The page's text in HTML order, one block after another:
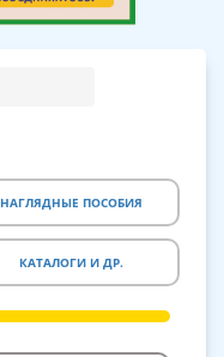
НАГЛЯДНЫЕ ПОСОБИЯ
КАТАЛОГИ И ДР.